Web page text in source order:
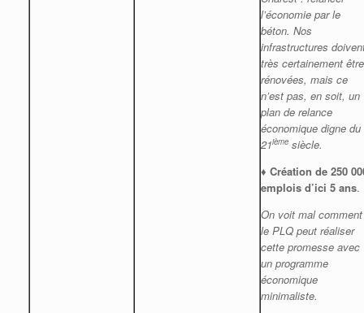
l’économie par le
béton. Nos
infrastructures
très certainement être
rénovées, mais ce
n’est pas, en soit, un
plan de relance
économique digne du
21ième siècle.
♦ Création de 250
emplois d’ici 5 ans.
On voit mal comment
le PLQ peut réaliser
cette promesse avec
un programme
économique
minimaliste.